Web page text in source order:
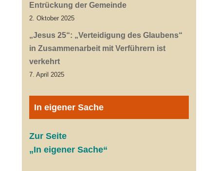
Entrückung der Gemeinde
2. Oktober 2025
„Jesus 25“: „Verteidigung des Glaubens“
in Zusammenarbeit mit Verführern ist
verkehrt
7. April 2025
In eigener Sache
Zur Seite
„In eigener Sache“